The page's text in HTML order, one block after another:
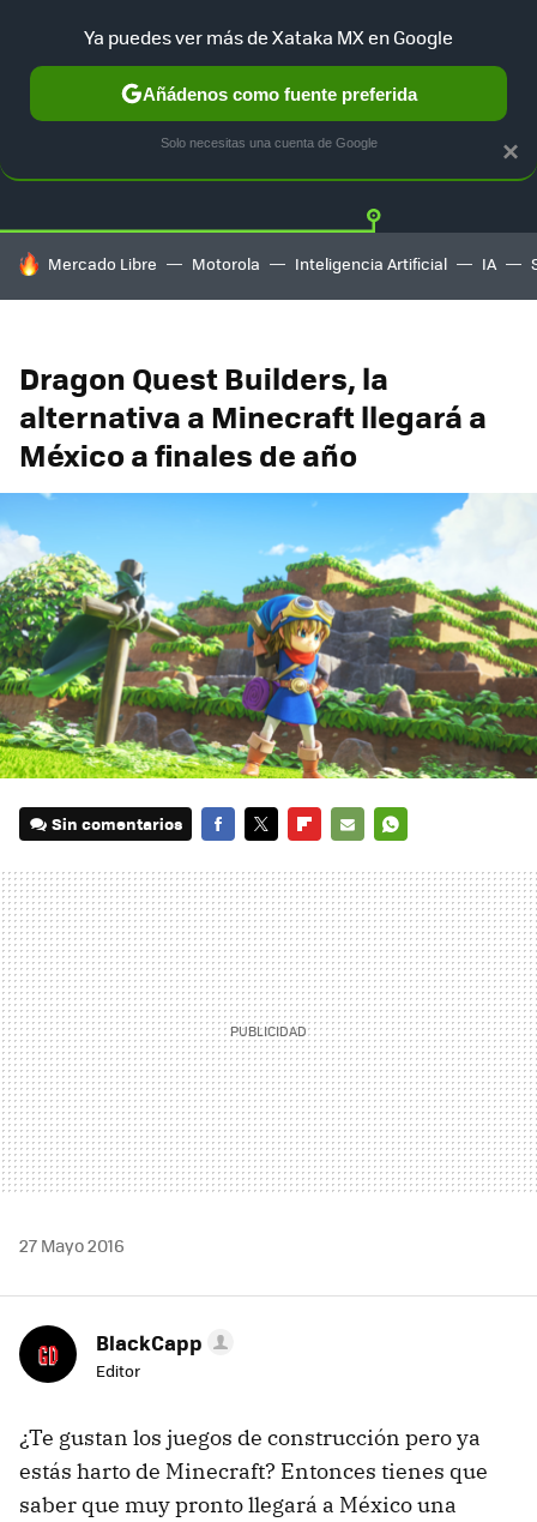
Twitter
HOY SE HABLA DE
Mercado Libre Motorola Inteligencia Artificial IA
Dragon Quest Builders, la
alternativa a Minecraft llegará a
México a finales de año
Sin comentarios
MAIL
27 Mayo 2016
BlackCapp
Editor
¿Te gustan los juegos de construcción pero ya
estás harto de Minecraft? Entonces tienes que
saber que muy pronto llegará a México una
×
Ya puedes ver más de Xataka MX en Google
Añádenos como fuente preferida
Solo necesitas una cuenta de Google